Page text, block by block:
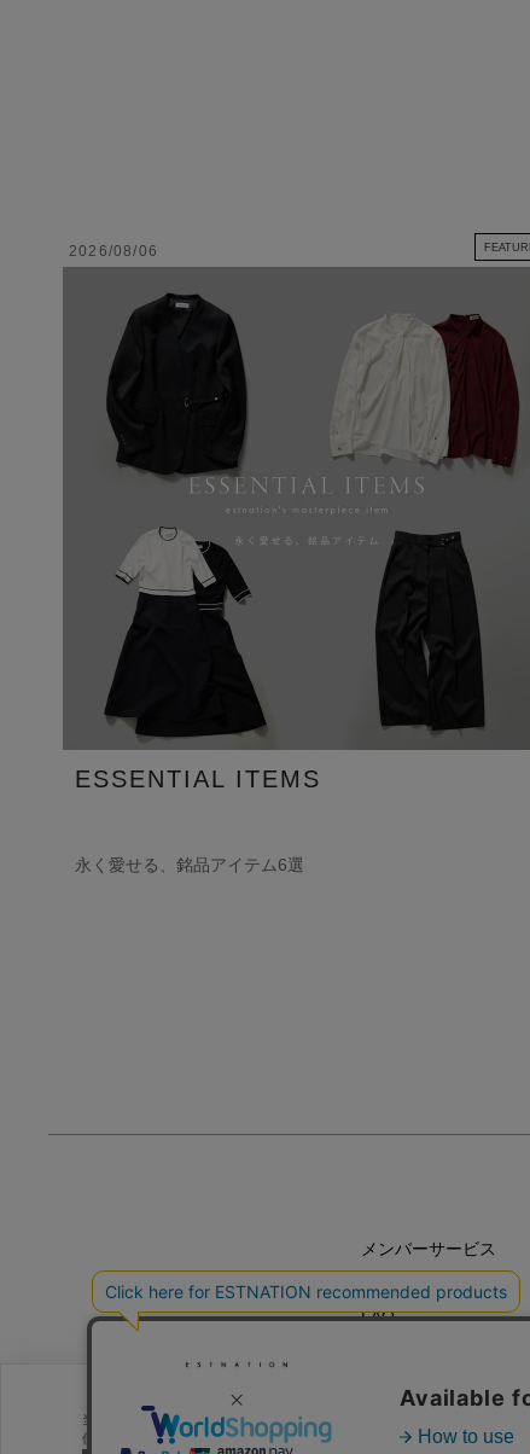
2026/08/06
ESSENTIAL ITEMS
永く愛せる、銘品アイテム6選
メンバーサービス
FAQ
当サイトでは、サイトの利便性向上のためにクッキーを使用いたします
個人を特定できる情報」は一切含まれておりません。詳細はクッキーポ